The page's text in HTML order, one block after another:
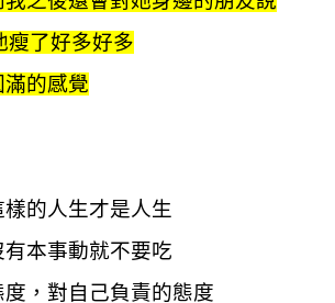
瘦了好多好多
的感覺
的人生才是人生
本事動就不要吃
，對自己負責的態度